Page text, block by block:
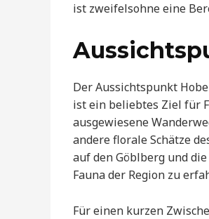
ist zweifelsohne eine
Der Aussichtspunkt
ist ein beliebtes Ziel für
ausgewiesene
andere florale Schätze
auf den Göblberg und
Fauna der Region zu
Für einen kurzen